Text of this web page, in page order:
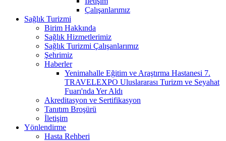
Çalışanlarımız
Sağlık Turizmi
Birim Hakkında
Sağlık Hizmetlerimiz
Sağlık Turizmi Çalışanlarımız
Şehrimiz
Haberler
Yenimahalle Eğitim ve Araştırma Hastanesi 7.
TRAVELEXPO Uluslararası Turizm ve Seyahat
Fuarı'nda Yer Aldı
Akreditasyon ve Sertifikasyon
Tanıtım Broşürü
İletişim
Yönlendirme
Hasta Rehberi